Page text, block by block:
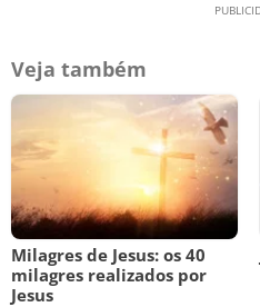
Veja também
Milagres de Jesus: os 40
milagres realizados por
Jesus